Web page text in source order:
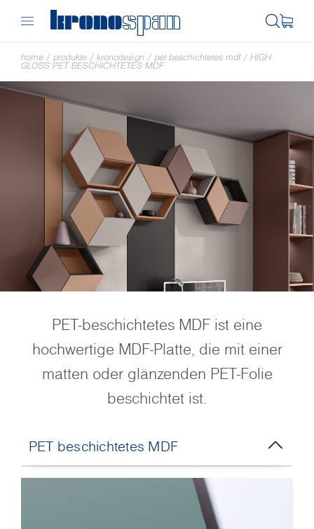
home / produkte / kronodesign / pet beschichtetes mdf/ HIGH
GLOSS PET BESCHICHTETES MDF
PET-beschichtetes MDF ist eine
hochwertige MDF-Platte, die mit einer
matten oder glänzenden PET-Folie
beschichtet ist.
PET beschichtetes MDF